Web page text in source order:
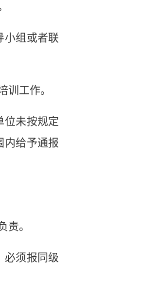
组或者联
工作。
未按规定
内给予通报
。
须报同级